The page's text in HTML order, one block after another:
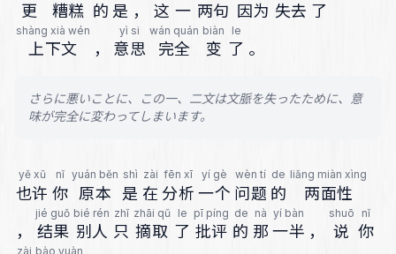
更 糟糕 的 是 ， 这 一 两句 因为 失去 了
shàng xià wén
上下文 ，
yì si
意思
wán quán
完全
biàn
变
le
了 。
さらに悪いことに、この一、二文は文脈を失ったために、意
味が完全に変わってしまいます。
yě xǔ
也许
nǐ
你
yuán běn
原本
shì
是
zài
在
fēn xī
分析
yí gè
一个
wèn tí
问题
de
的
liǎng miàn xìng
两面性
，
jié guǒ
结果
bié rén
别人
zhǐ
只
zhāi qǔ
摘取
le
了
pī píng
批评
de
的
nà
那
yí bàn
一半 ，
shuō
说
nǐ
你
zài bào yuàn